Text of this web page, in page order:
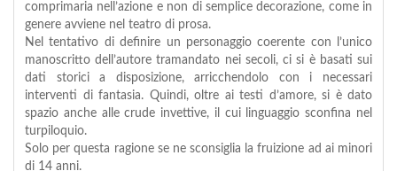
comprimaria nell’azione e non di semplice decorazione, come in
genere avviene nel teatro di prosa.
Nel tentativo di definire un personaggio coerente con l’unico
manoscritto dell’autore tramandato nei secoli, ci si è basati sui
dati storici a disposizione, arricchendolo con i necessari
interventi di fantasia. Quindi, oltre ai testi d’amore, si è dato
spazio anche alle crude invettive, il cui linguaggio sconfina nel
turpiloquio.
Solo per questa ragione se ne sconsiglia la fruizione ad ai minori
di 14 anni.